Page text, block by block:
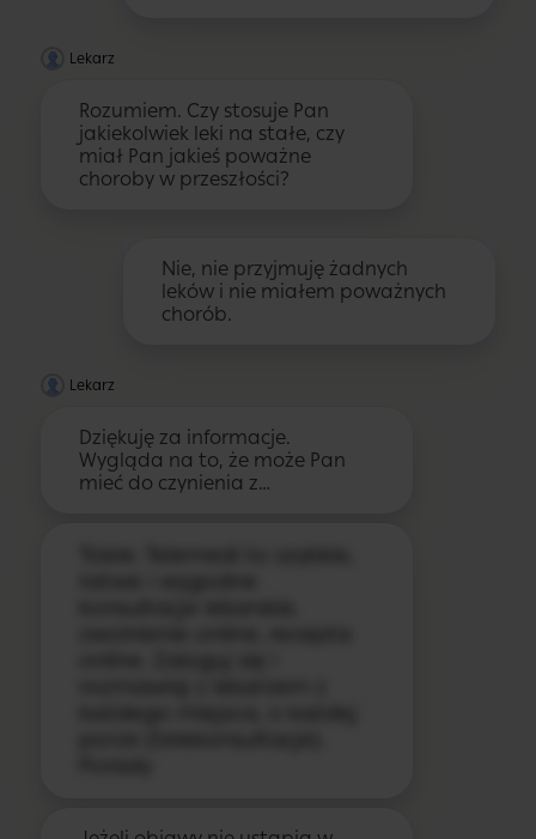
Lekarz
Rozumiem. Czy stosuje Pan
jakiekolwiek leki na stałe, czy
miał Pan jakieś poważne
choroby w przeszłości?
Nie, nie przyjmuję żadnych
leków i nie miałem poważnych
chorób.
Lekarz
Dziękuję za informacje.
Wygląda na to, że może Pan
mieć do czynienia z…